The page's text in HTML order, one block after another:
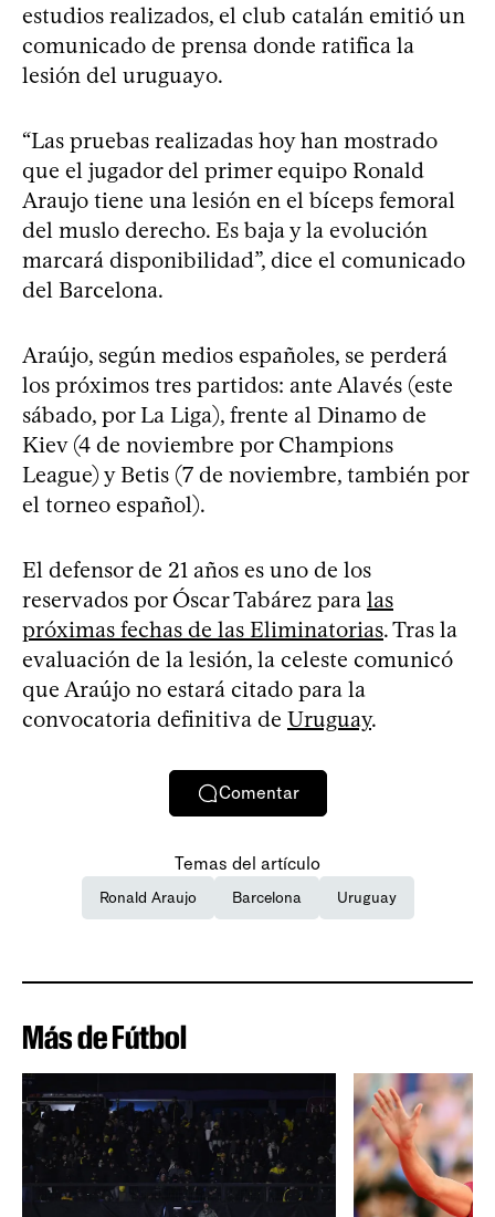
estudios realizados, el club catalán emitió un
comunicado de prensa donde ratifica la
lesión del uruguayo.
“Las pruebas realizadas hoy han mostrado
que el jugador del primer equipo Ronald
Araujo tiene una lesión en el bíceps femoral
del muslo derecho. Es baja y la evolución
marcará disponibilidad”, dice el comunicado
del Barcelona.
Araújo, según medios españoles, se perderá
los próximos tres partidos: ante Alavés (este
sábado, por La Liga), frente al Dinamo de
Kiev (4 de noviembre por Champions
League) y Betis (7 de noviembre, también por
el torneo español).
El defensor de 21 años es uno de los
reservados por Óscar Tabárez para las
próximas fechas de las Eliminatorias. Tras la
evaluación de la lesión, la celeste comunicó
que Araújo no estará citado para la
convocatoria definitiva de Uruguay.
Comentar
Temas del artículo
Ronald Araujo Barcelona Uruguay
Más de Fútbol